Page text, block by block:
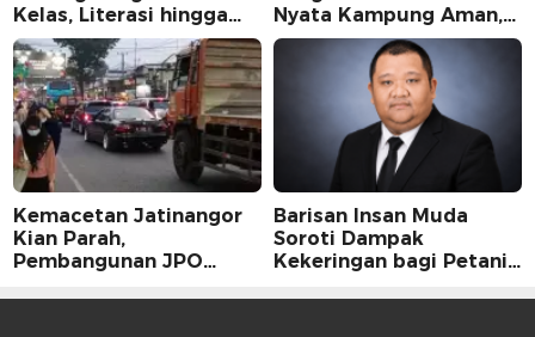
Kelas, Literasi hingga
UMKM Digital Jadi
Fokus
Nyata Kampung Aman,
Bersih, dan Mandiri
Kemacetan Jatinangor
Kian Parah,
Pembangunan JPO
Barisan Insan Muda
Soroti Dampak
Kekeringan bagi Petani,